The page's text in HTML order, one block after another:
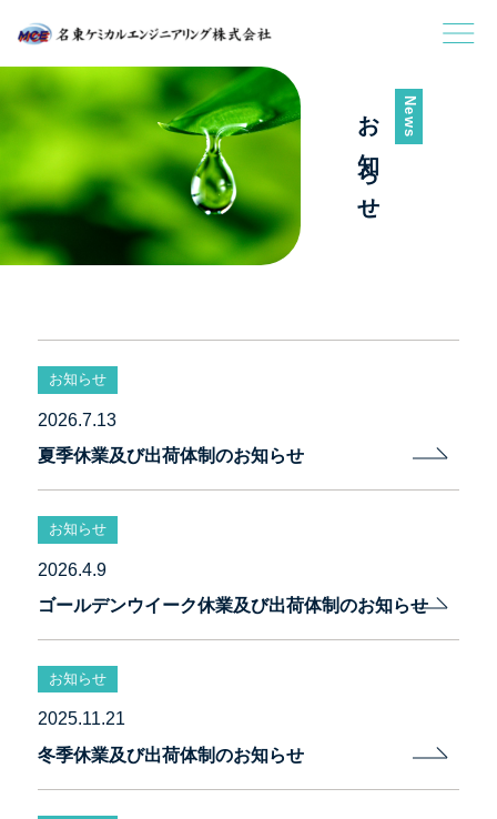
News
お知らせ
お知らせ
2026.7.13
夏季休業及び出荷体制のお知らせ
お知らせ
2026.4.9
ゴールデンウイーク休業及び出荷体制のお知らせ
お知らせ
2025.11.21
冬季休業及び出荷体制のお知らせ